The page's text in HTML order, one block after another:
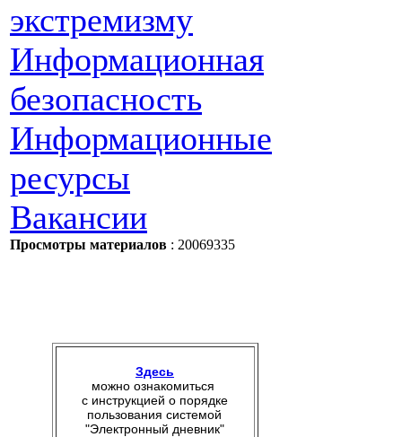
экстремизму
Информационная
безопасность
Информационные
ресурсы
Вакансии
Просмотры материалов : 20069335
Здесь
можно ознакомиться
с инструкцией о порядке
пользования системой
"Электронный дневник"